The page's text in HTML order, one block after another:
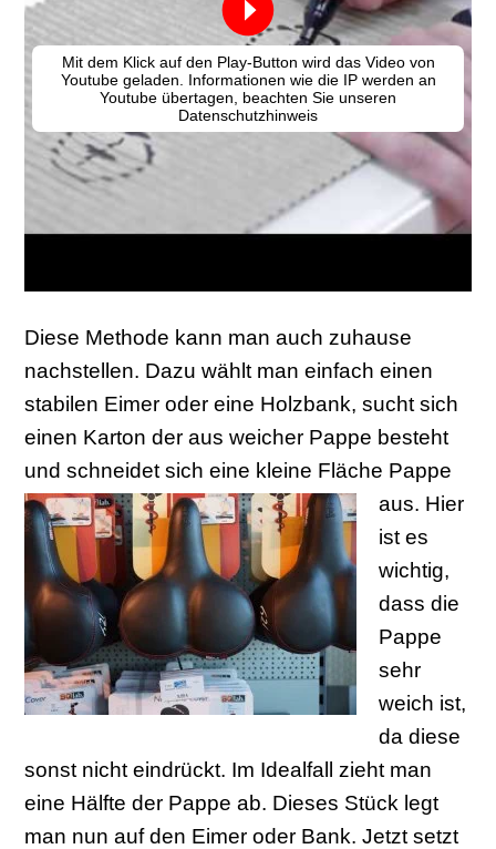
Diese Methode kann man auch zuhause
nachstellen. Dazu wählt man einfach einen
stabilen Eimer oder eine Holzbank, sucht sich
einen Karton der aus weicher Pappe besteht
und schneidet sich eine kleine Fläche Pappe
aus. Hier
ist es
wichtig,
dass die
Pappe
sehr
weich ist,
da diese
sonst nicht eindrückt. Im Idealfall zieht man
eine Hälfte der Pappe ab. Dieses Stück legt
man nun auf den Eimer oder Bank. Jetzt setzt